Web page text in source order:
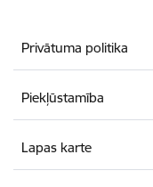
Privātuma politika
Piekļūstamība
Lapas karte